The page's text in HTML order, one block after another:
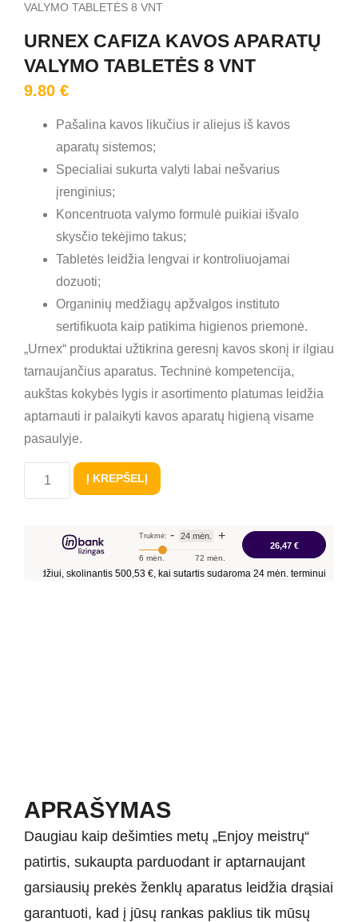
VALYMO TABLETĖS 8 VNT
URNEX CAFIZA KAVOS APARATŲ
VALYMO TABLETĖS 8 VNT
9.80 €
Pašalina kavos likučius ir aliejus iš kavos
aparatų sistemos;
Specialiai sukurta valyti labai nešvarius
įrenginius;
Koncentruota valymo formulė puikiai išvalo
skysčio tekėjimo takus;
Tabletės leidžia lengvai ir kontroliuojamai
dozuoti;
Organinių medžiagų apžvalgos instituto
sertifikuota kaip patikima higienos priemonė.
„Urnex“ produktai užtikrina geresnį kavos skonį ir ilgiau
tarnaujančius aparatus. Techninė kompetencija,
aukštas kokybės lygis ir asortimento platumas leidžia
aptarnauti ir palaikyti kavos aparatų higieną visame
pasaulyje.
Į KREPŠELĮ
APRAŠYMAS
Daugiau kaip dešimties metų „Enjoy meistrų“
patirtis, sukaupta parduodant ir aptarnaujant
garsiausių prekės ženklų aparatus leidžia drąsiai
garantuoti, kad į jūsų rankas paklius tik mūsų